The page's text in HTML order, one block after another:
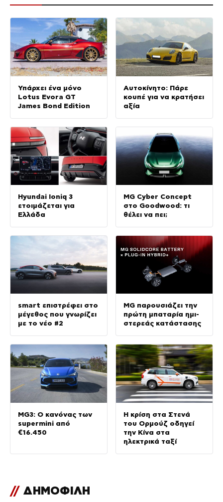
Υπάρχει ένα μόνο
Lotus Evora GT
James Bond Edition
Αυτοκίνητο: Πάρε
κουπέ για να κρατήσει
αξία
Hyundai Ioniq 3
ετοιμάζεται για
Ελλάδα
MG Cyber Concept
στο Goodwood: τι
θέλει να πει;
smart επιστρέφει στο
μέγεθος που γνωρίζει
με το νέο #2
MG παρουσιάζει την
πρώτη μπαταρία ημι-
στερεάς κατάστασης
MG3: Ο κανόνας των
supermini από
€16.450
Η κρίση στα Στενά
του Ορμούζ οδηγεί
την Κίνα στα
ηλεκτρικά ταξί
// ΔΗΜΟΦΙΛΗ